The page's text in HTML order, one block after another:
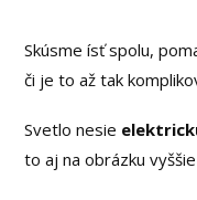
Skúsme ísť spolu,
či je to až tak
Svetlo nesie
to aj na obrázku